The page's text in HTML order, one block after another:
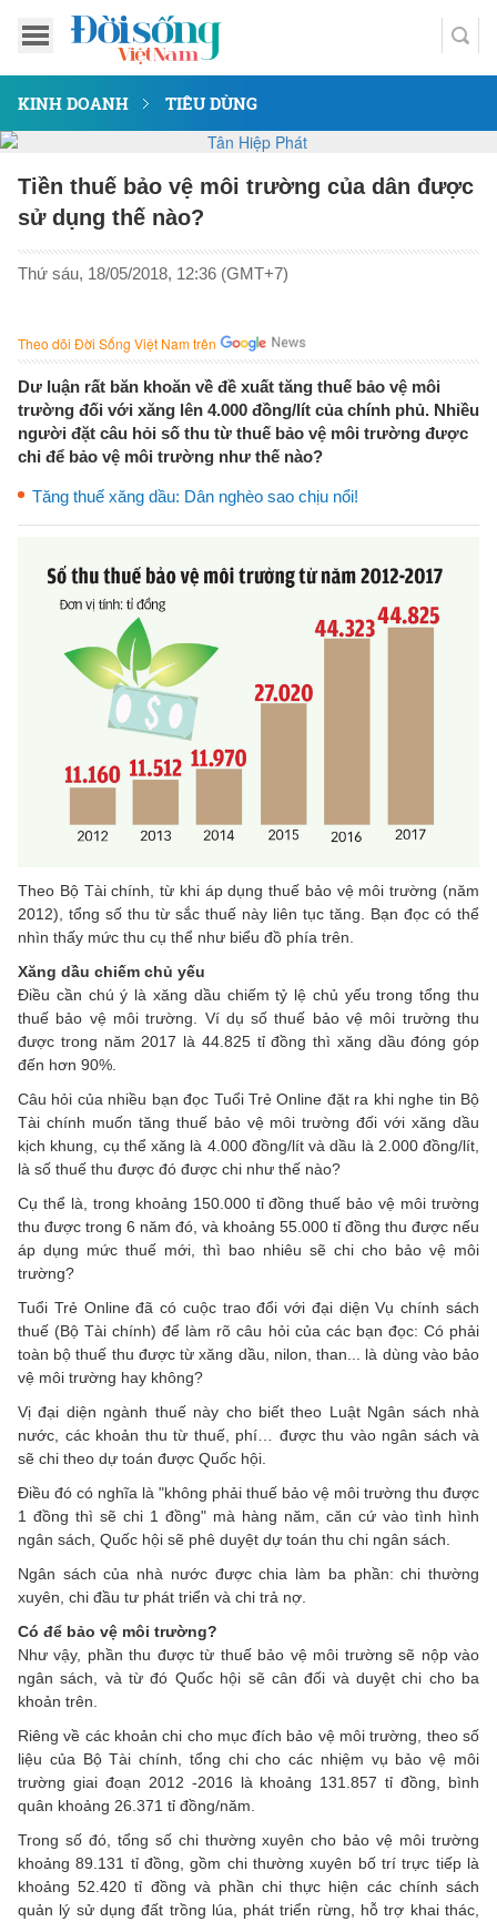
KINH DOANH TIÊU DÙNG
Tiền thuế bảo vệ môi trường của dân được
sử dụng thế nào?
Thứ sáu, 18/05/2018, 12:36 (GMT+7)
Theo dõi Đời Sống Việt Nam trên
Dư luận rất băn khoăn về đề xuất tăng thuế bảo vệ môi
trường đối với xăng lên 4.000 đồng/lít của chính phủ. Nhiều
người đặt câu hỏi số thu từ thuế bảo vệ môi trường được
chi để bảo vệ môi trường như thế nào?
Tăng thuế xăng dầu: Dân nghèo sao chịu nổi!
Theo Bộ Tài chính, từ khi áp dụng thuế bảo vệ môi trường (năm
2012), tổng số thu từ sắc thuế này liên tục tăng. Bạn đọc có thể
nhìn thấy mức thu cụ thể như biểu đồ phía trên.
Xăng dầu chiếm chủ yếu
Điều cần chú ý là xăng dầu chiếm tỷ lệ chủ yếu trong tổng thu
thuế bảo vệ môi trường. Ví dụ số thuế bảo vệ môi trường thu
được trong năm 2017 là 44.825 tỉ đồng thì xăng dầu đóng góp
đến hơn 90%.
Câu hỏi của nhiều bạn đọc Tuổi Trẻ Online đặt ra khi nghe tin Bộ
Tài chính muốn tăng thuế bảo vệ môi trường đối với xăng dầu
kịch khung, cụ thể xăng là 4.000 đồng/lít và dầu là 2.000 đồng/lít,
là số thuế thu được đó được chi như thế nào?
Cụ thể là, trong khoảng 150.000 tỉ đồng thuế bảo vệ môi trường
thu được trong 6 năm đó, và khoảng 55.000 tỉ đồng thu được nếu
áp dụng mức thuế mới, thì bao nhiêu sẽ chi cho bảo vệ môi
trường?
Tuổi Trẻ Online đã có cuộc trao đổi với đại diện Vụ chính sách
thuế (Bộ Tài chính) để làm rõ câu hỏi của các bạn đọc: Có phải
toàn bộ thuế thu được từ xăng dầu, nilon, than... là dùng vào bảo
vệ môi trường hay không?
Vị đại diện ngành thuế này cho biết theo Luật Ngân sách nhà
nước, các khoản thu từ thuế, phí… được thu vào ngân sách và
sẽ chi theo dự toán được Quốc hội.
Điều đó có nghĩa là "không phải thuế bảo vệ môi trường thu được
1 đồng thì sẽ chi 1 đồng" mà hàng năm, căn cứ vào tình hình
ngân sách, Quốc hội sẽ phê duyệt dự toán thu chi ngân sách.
Ngân sách của nhà nước được chia làm ba phần: chi thường
xuyên, chi đầu tư phát triển và chi trả nợ.
Có để bảo vệ môi trường?
Như vậy, phần thu được từ thuế bảo vệ môi trường sẽ nộp vào
ngân sách, và từ đó Quốc hội sẽ cân đối và duyệt chi cho ba
khoản trên.
Riêng về các khoản chi cho mục đích bảo vệ môi trường, theo số
liệu của Bộ Tài chính, tổng chi cho các nhiệm vụ bảo vệ môi
trường giai đoạn 2012 -2016 là khoảng 131.857 tỉ đồng, bình
quân khoảng 26.371 tỉ đồng/năm.
Trong số đó, tổng số chi thường xuyên cho bảo vệ môi trường
khoảng 89.131 tỉ đồng, gồm chi thường xuyên bố trí trực tiếp là
khoảng 52.420 tỉ đồng và phần chi thực hiện các chính sách
quản lý sử dụng đất trồng lúa, phát triển rừng, hỗ trợ khai thác,